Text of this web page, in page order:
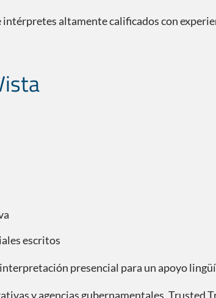
altamente calificados con
escritos
presencial para un apoyo
y agencias gubernamentales, Trusted